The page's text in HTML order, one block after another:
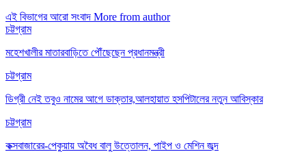
এই বিভাগের আরো সংবাদ More from author
চট্টগ্রাম
মহেশখালীর মাতারবাড়িতে পৌঁছেছেন প্রধানমন্ত্রী
চট্টগ্রাম
ডিগ্রী নেই তবুও নামের আগে ডাক্তার,আলহায়াত হসপিটালের নতুন আবিস্কার
চট্টগ্রাম
কক্সবাজারের-পেকুয়ায় অবৈধ বালু উত্তোলন, পাইপ ও মেশিন জব্দ